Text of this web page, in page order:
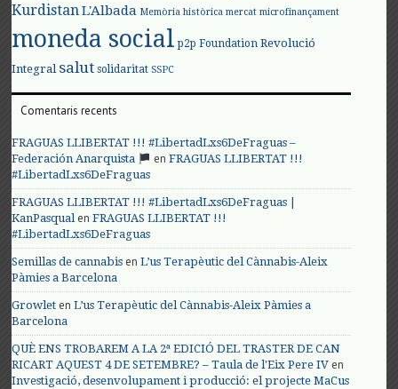
KurdistanL'Albada Memòria històrica mercat microfinançament
moneda social p2p Foundation Revolució
Integral salut solidaritat SSPC
Comentaris recents
FRAGUAS LLIBERTAT !!! #LibertadLxs6DeFraguas –
Federación Anarquista
enFRAGUAS LLIBERTAT !!!
#LibertadLxs6DeFraguas
FRAGUAS LLIBERTAT !!! #LibertadLxs6DeFraguas |
KanPasqualenFRAGUAS LLIBERTAT !!!
#LibertadLxs6DeFraguas
Semillas de cannabis enL’us Terapèutic del Cànnabis-Aleix
Pàmies a Barcelona
Growlet enL’us Terapèutic del Cànnabis-Aleix Pàmies a
Barcelona
QUÈ ENS TROBAREM A LA 2ª EDICIÓ DEL TRASTER DE CAN
RICART AQUEST 4 DE SETEMBRE? – Taula de l'Eix Pere IV en
Investigació, desenvolupament i producció: el projecte MaCus